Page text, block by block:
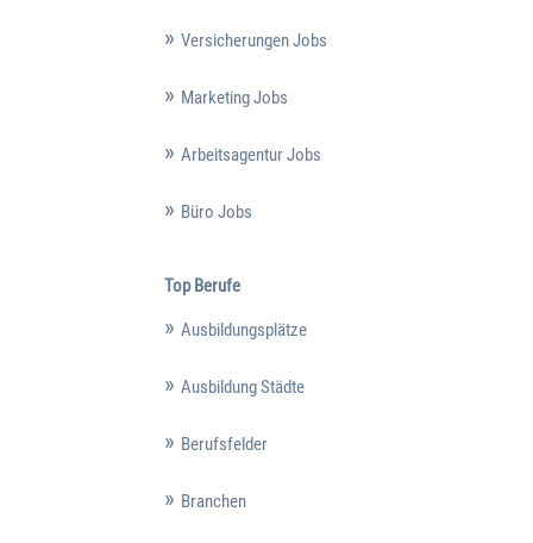
Versicherungen Jobs
Marketing Jobs
Arbeitsagentur Jobs
Büro Jobs
Top Berufe
Ausbildungsplätze
Ausbildung Städte
Berufsfelder
Branchen